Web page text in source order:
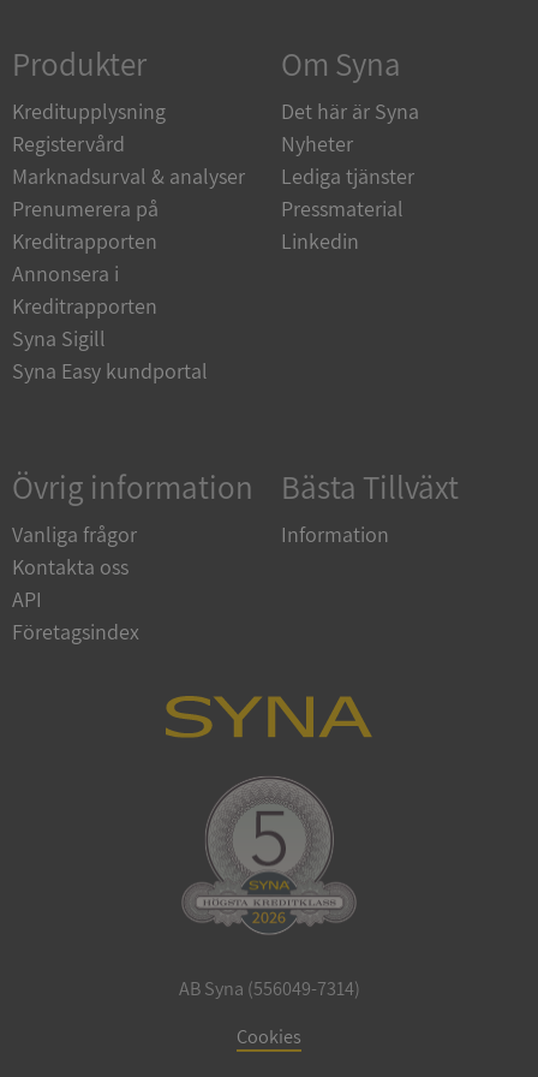
Produkter
Kreditupplysning
Registervård
Marknadsurval & analyser
Prenumerera på
Kreditrapporten
Annonsera i
Kreditrapporten
Syna Sigill
Syna Easy kundportal
Om Syna
Det här är Syna
Nyheter
Lediga tjänster
Pressmaterial
Linkedin
Övrig information
Vanliga frågor
Kontakta oss
API
Företagsindex
Bästa Tillväxt
Information
AB Syna (556049-7314)
Cookies
Oklassificerade
Strikt nödvändiga kakor tillåter
kärnwebbplatsfunktioner som användarinloggning
och kontohantering. Webbplatsen kan inte
användas ordentligt utan strikt nödvändiga cookies.
Namn
Leverantör
Domän
__RequestVerificationToken
VISITOR_PRIVACY_METADATA
ASP.NET_SessionId
Microsoft
Corporation
de.syna.se
Google
Privacy Policy